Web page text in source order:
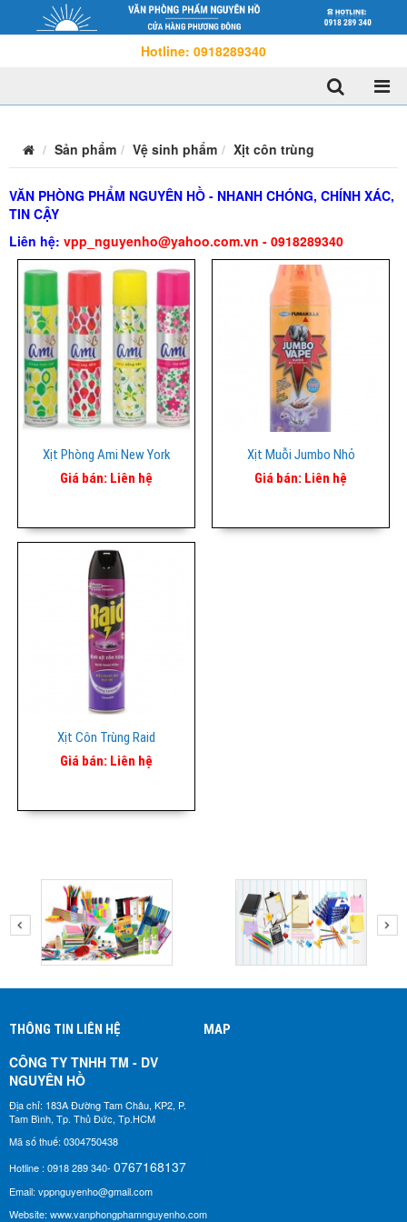
Hotline: 0918289340
Sản phẩm Vệ sinh phẩm Xịt côn trùng
VĂN PHÒNG PHẨM NGUYÊN HỒ - NHANH CHÓNG, CHÍNH XÁC,
TIN CẬY
Liên hệ: vpp_nguyenho@yahoo.com.vn - 0918289340
Xịt Phòng Ami New York
Giá bán: Liên hệ
Xịt Muỗi Jumbo Nhỏ
Giá bán: Liên hệ
Xịt Côn Trùng Raid
Giá bán: Liên hệ
THÔNG TIN LIÊN HỆ
CÔNG TY TNHH TM - DV
NGUYÊN HỒ​
Địa chỉ: 183A Đường Tam Châu, KP2, P.
Tam Bình, Tp. Thủ Đức, Tp.HCM
Mã số thuế: 0304750438
Hotline : 0918 289 340- 0767168137
Email: vppnguyenho@gmail.com
Website: www.vanphongphamnguyenho.com
MAP